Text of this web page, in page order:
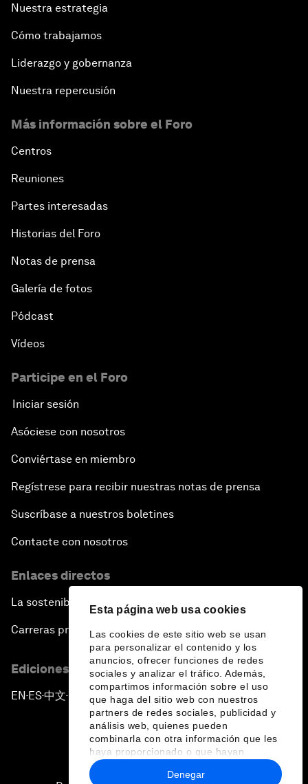
Esta página web usa cookies
Las cookies de este sitio web se usan
para personalizar el contenido y los
anuncios, ofrecer funciones de redes
sociales y analizar el tráfico. Además,
compartimos información sobre el uso
que haga del sitio web con nuestros
partners de redes sociales, publicidad y
análisis web, quienes pueden
combinarla con otra información que les
haya proporcionado o que hayan
recopilado a partir del uso que haya
hecho de sus servicios.
Denegar
Nuestra estrategia
Cómo trabajamos
Liderazgo y gobernanza
Nuestra repercusión
Más información sobre el Foro
Centros
Reuniones
Partes interesadas
Historias del Foro
Notas de prensa
Galería de fotos
Pódcast
Vídeos
Participe en el Foro
Iniciar sesión
Asóciese con nosotros
Conviértase en miembro
Regístrese para recibir nuestras notas de prensa
Suscríbase a nuestros boletines
Contacte con nosotros
Enlaces directos
La sostenibilidad en el Foro
Carreras profesionales
Ediciones en otros idiomas
EN ▪ES▪中文▪ 日本語